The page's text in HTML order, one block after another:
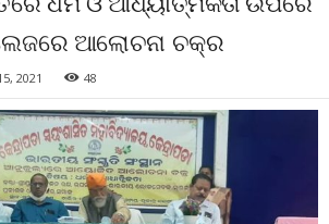
ଆଲୋଚନା ଚକ୍ର
2021 48